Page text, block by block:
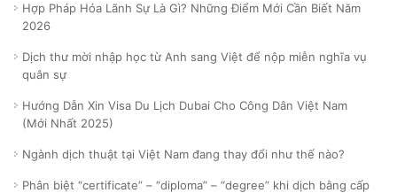
Hợp Pháp Hóa Lãnh Sự Là Gì? Những Điểm Mới Cần Biết Năm
2026
Dịch thư mời nhập học từ Anh sang Việt để nộp miễn nghĩa vụ
quân sự
Hướng Dẫn Xin Visa Du Lịch Dubai Cho Công Dân Việt Nam
(Mới Nhất 2025)
Ngành dịch thuật tại Việt Nam đang thay đổi như thế nào?
Phân biệt “certificate” – “diploma” – “degree” khi dịch bằng cấp